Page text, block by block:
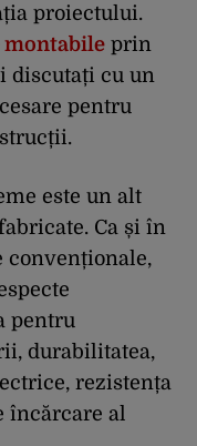
proiectului.
montabile prin
discutați cu un
pentru
este un alt
Ca și în
convenționale,
pentru
durabilitatea,
rezistența
încărcare al